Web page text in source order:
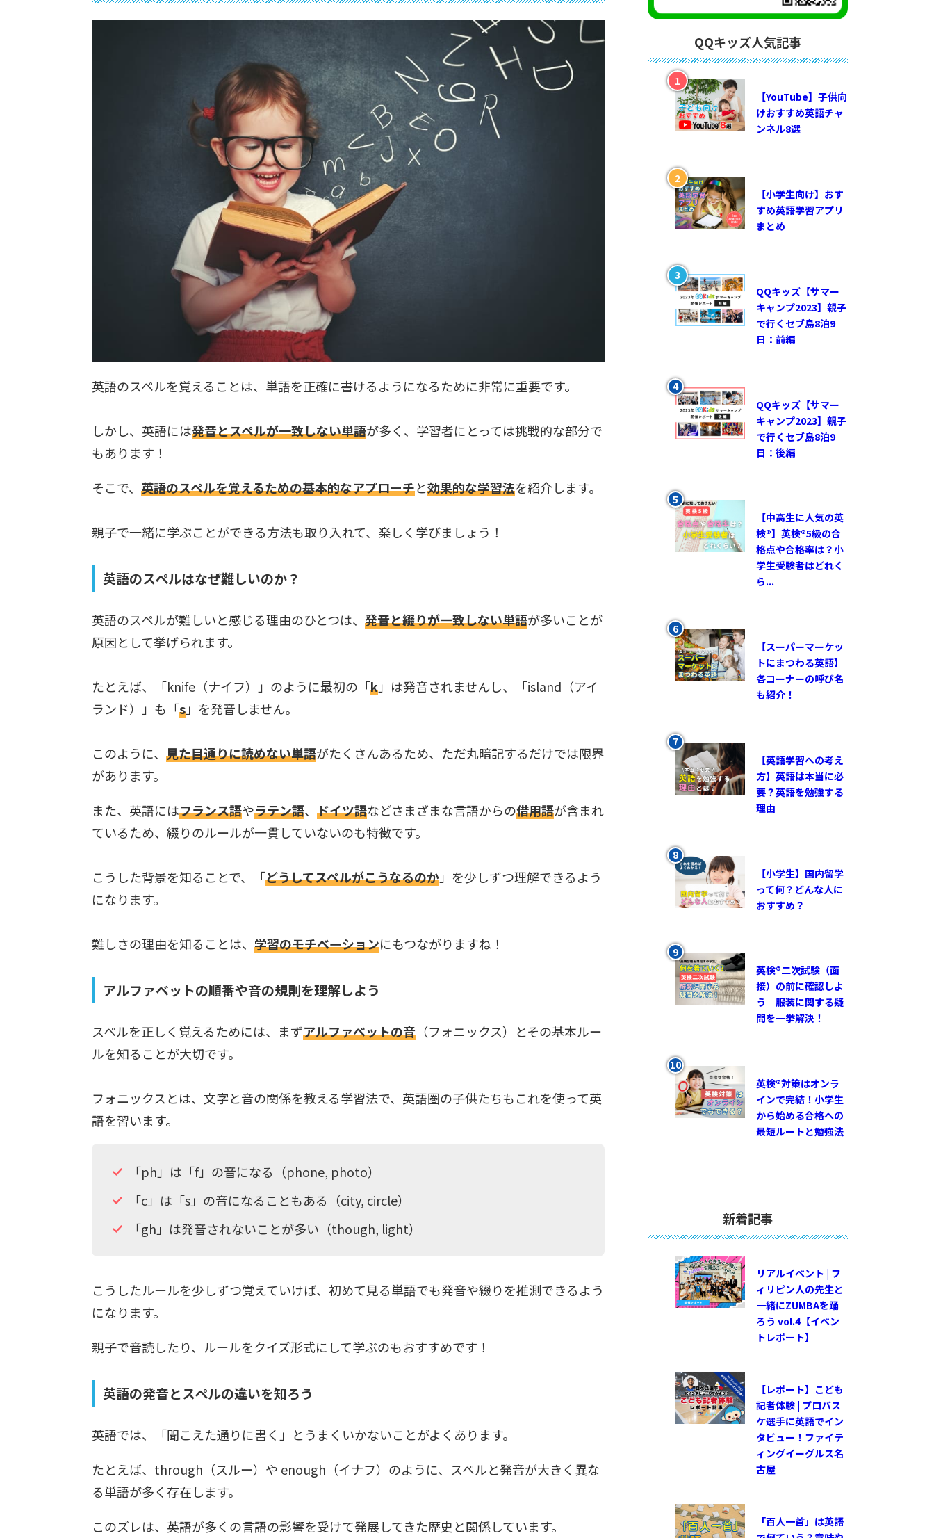
英語のスペルを覚えることは、単語を正確に書けるようになるために非常に重要です。
しかし、英語には発音とスペルが一致しない単語が多く、学習者にとっては挑戦的な部分で
もあります！
そこで、 英語のスペルを覚えるための基本的なアプローチと効果的な学習法を紹介します。
親子で一緒に学ぶことができる方法も取り入れて、楽しく学びましょう！
英語のスペルはなぜ難しいのか？
英語のスペルが難しいと感じる理由のひとつは、 発音と綴りが一致しない単語が多いことが
原因として挙げられます。
たとえば、「knife（ナイフ）」のように最初の「k」は発音されませんし、「island（アイ
ランド）」も「s」を発音しません。
このように、 見た目通りに読めない単語がたくさんあるため、ただ丸暗記するだけでは限界
があります。
また、英語にはフランス語やラテン語、 ドイツ語などさまざまな言語からの借用語が含まれ
ているため、綴りのルールが一貫していないのも特徴です。
こうした背景を知ることで、「どうしてスペルがこうなるのか」を少しずつ理解できるよう
になります。
難しさの理由を知ることは、 学習のモチベーションにもつながりますね！
アルファベットの順番や音の規則を理解しよう
スペルを正しく覚えるためには、まずアルファベットの音 （フォニックス）とその基本ルー
ルを知ることが大切です。
フォニックスとは、文字と音の関係を教える学習法で、英語圏の子供たちもこれを使って英
語を習います。
「ph」は「f」の音になる（phone, photo）
「c」は「s」の音になることもある（city, circle）
「gh」は発音されないことが多い（though, light）
こうしたルールを少しずつ覚えていけば、初めて見る単語でも発音や綴りを推測できるよう
になります。
親子で音読したり、ルールをクイズ形式にして学ぶのもおすすめです！
英語の発音とスペルの違いを知ろう
英語では、「聞こえた通りに書く」とうまくいかないことがよくあります。
たとえば、through（スルー）や enough（イナフ）のように、スペルと発音が大きく異な
る単語が多く存在します。
このズレは、英語が多くの言語の影響を受けて発展してきた歴史と関係しています。
QQキッズ人気記事
【YouTube】子供向
けおすすめ英語チャ
ンネル8選
【小学生向け】おす
すめ英語学習アプリ
まとめ
QQキッズ【サマー
キャンプ2023】親子
で行くセブ島8泊9
日：前編
QQキッズ【サマー
キャンプ2023】親子
で行くセブ島8泊9
日：後編
【中高生に人気の英
検®︎】英検®︎5級の合
格点や合格率は？小
学生受験者はどれく
ら...
【スーパーマーケッ
トにまつわる英語】
各コーナーの呼び名
も紹介！
【英語学習への考え
方】英語は本当に必
要？英語を勉強する
理由
【小学生】国内留学
って何？どんな人に
おすすめ？
英検®︎二次試験（面
接）の前に確認しよ
う｜服装に関する疑
問を一挙解決！
英検®対策はオンラ
インで完結！小学生
から始める合格への
最短ルートと勉強法
新着記事
リアルイベント | フ
ィリピン人の先生と
一緒にZUMBAを踊
ろう vol.4【イベン
トレポート】
【レポート】こども
記者体験 | プロバス
ケ選手に英語でイン
タビュー！ファイテ
ィングイーグルス名
古屋
「百人一首」は英語